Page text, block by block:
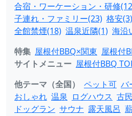
合宿・ワーケーション・研修
子連れ・ファミリー(23) 格安(3)
全館禁煙(18) 温泉近隣(1) 海沿
特集 屋根付BBQ×関東 屋根付
サイトメニュー 屋根付BBQ
他テーマ（全国）
ペット可 バ
おしゃれ 温泉 ログハウス 古
ドッグラン サウナ 露天風呂